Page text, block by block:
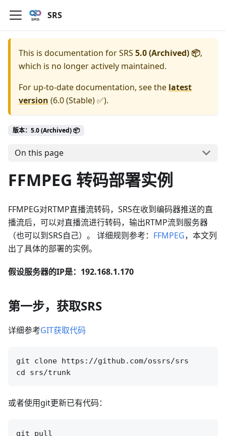
SRS
This is documentation forSRS 5.0 (Archived) 📦,
which is no longer actively maintained.
For up-to-date documentation, see the latest
version (6.0 (Stable) ✅).
版本：5.0 (Archived) 📦
On this page
FFMPEG 转码部署实例
FFMPEG对RTMP直播流转码，SRS在收到编码器推送的直
播流后，可以对直播流进行转码，输出RTMP流到服务器
（也可以到SRS自己）。 详细规则参考： FFMPEG，本文列
出了具体的部署的实例。
假设服务器的IP是：192.168.1.170
第一步，获取SRS
详细参考GIT获取代码
git clone https://github.com/ossrs/srs
或者使用git更新已有代码：